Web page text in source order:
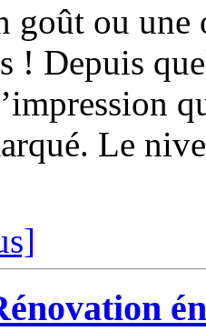
goût ou
! Depuis
Le